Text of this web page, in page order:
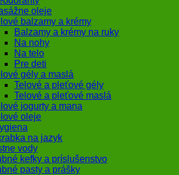
oleje
balzamy a krémy
Balzamy a krémy na ruky
Na nohy
Na telo
Pre deti
gély a maslá
Telové a pleťové gély
Telové a pleťové maslá
jogurty a mana
oleje
na jazyk
vody
kefky a príslušenstvo
pasty a prášky